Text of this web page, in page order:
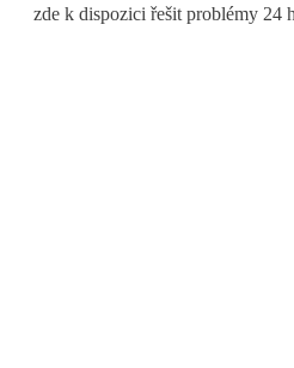
zde k dispozici řešit problémy 24